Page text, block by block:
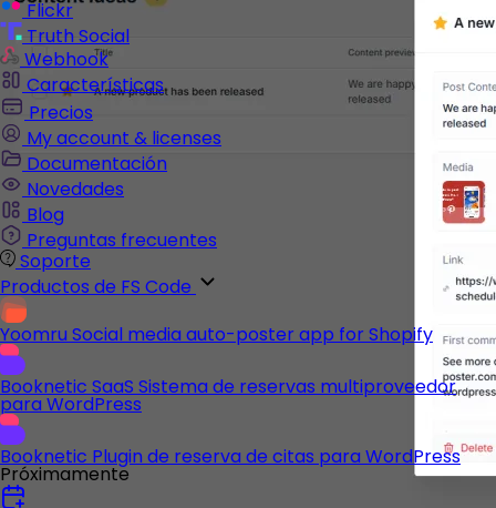
Flickr
Truth Social
Webhook
Características
Precios
My account & licenses
Documentación
Novedades
Blog
Preguntas frecuentes
Soporte
Productos de FS Code
Yoomru Social media auto-poster app for Shopify
Booknetic SaaS Sistema de reservas multiproveedor
para WordPress
Booknetic Plugin de reserva de citas para WordPress
Próximamente